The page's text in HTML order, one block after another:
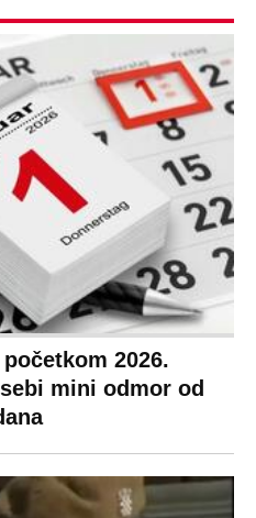
2026.
mini odmor od